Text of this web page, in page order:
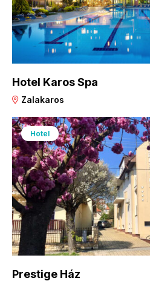
Hotel Karos Spa
Zalakaros
Hotel
Prestige Ház